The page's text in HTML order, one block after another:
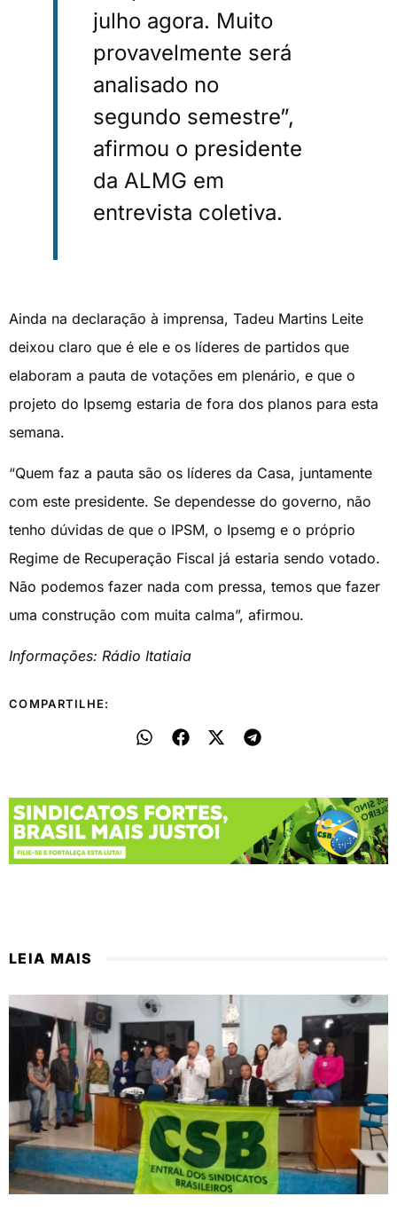
julho agora. Muito
provavelmente será
analisado no
segundo semestre”,
afirmou o presidente
da ALMG em
entrevista coletiva.
Ainda na declaração à imprensa, Tadeu Martins Leite
deixou claro que é ele e os líderes de partidos que
elaboram a pauta de votações em plenário, e que o
projeto do Ipsemg estaria de fora dos planos para esta
semana.
“Quem faz a pauta são os líderes da Casa, juntamente
com este presidente. Se dependesse do governo, não
tenho dúvidas de que o IPSM, o Ipsemg e o próprio
Regime de Recuperação Fiscal já estaria sendo votado.
Não podemos fazer nada com pressa, temos que fazer
uma construção com muita calma”, afirmou.
Informações: Rádio Itatiaia
COMPARTILHE:
LEIA MAIS